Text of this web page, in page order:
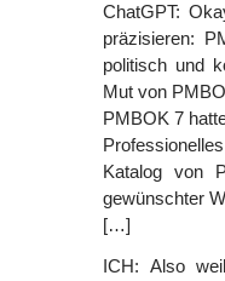
ChatGPT:
präzisieren:
politisch und
Mut von
PMBOK 7
Katalog von
gewünschter
[…]
ICH: Also